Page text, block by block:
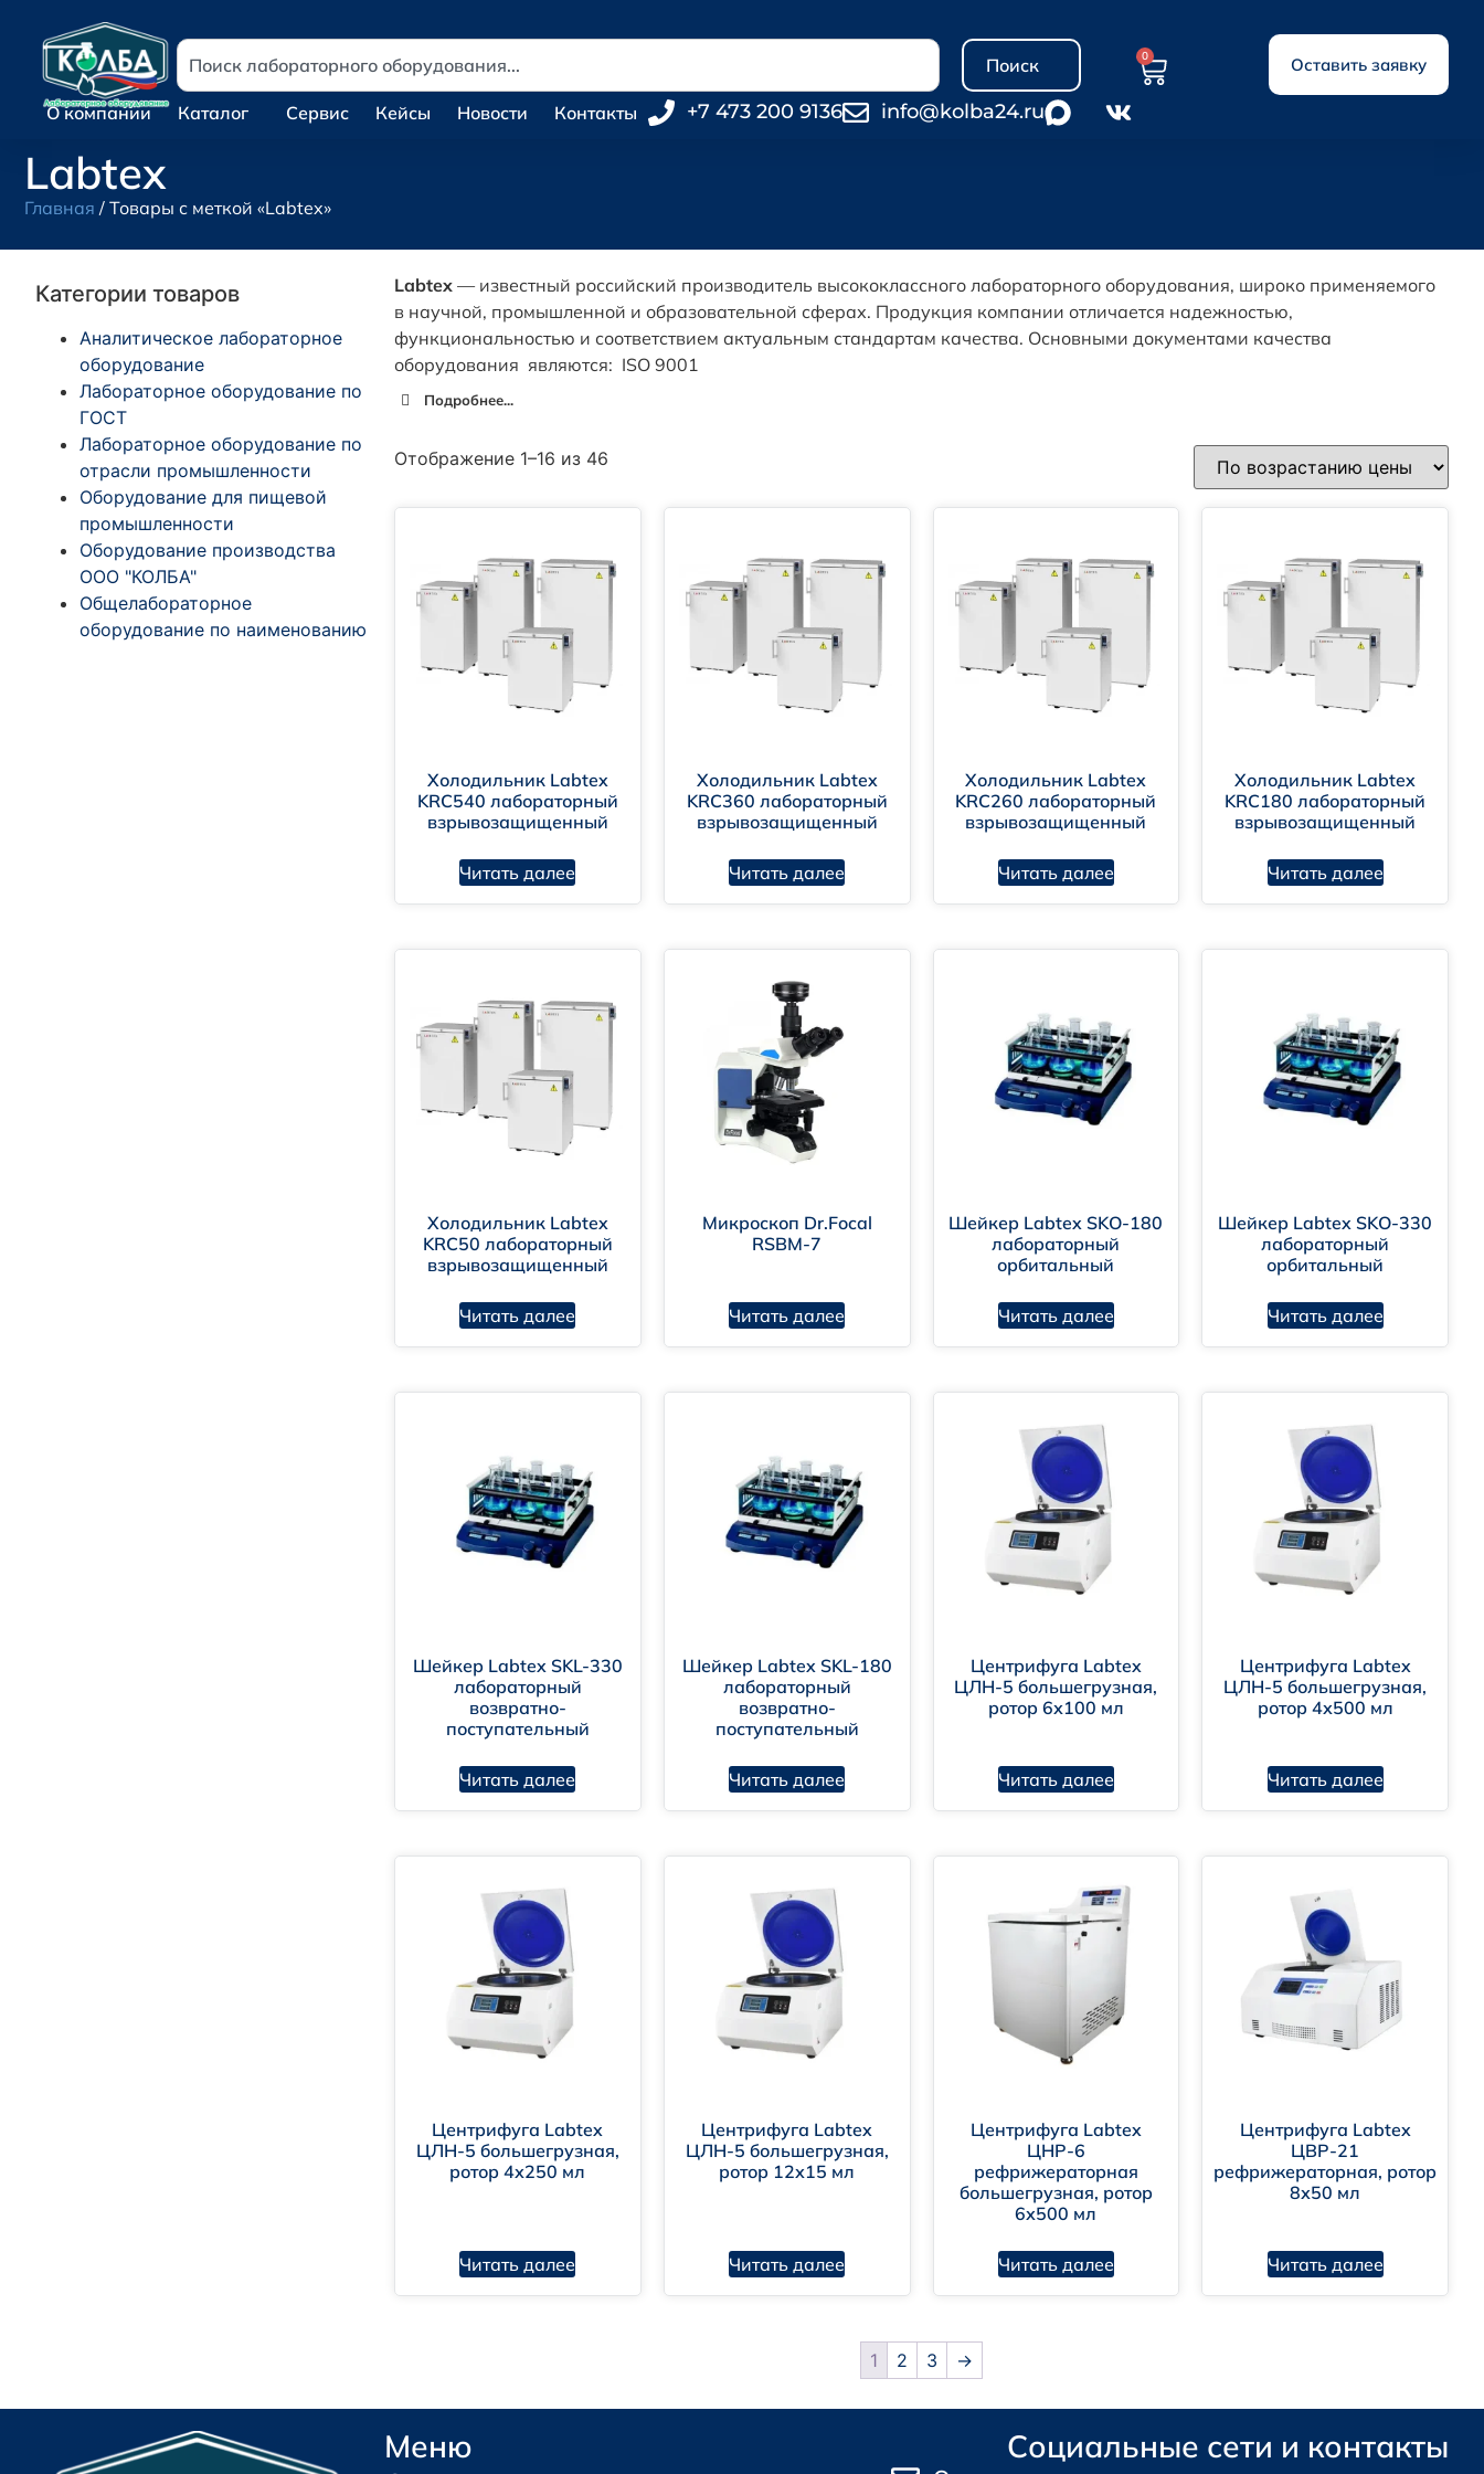
Поиск 0 Оставить заявку
О компании Каталог Сервис Кейсы Новости Контакты +7 473 200 9136 info@kolba24.ru
Labtex
Главная / Товары с меткой «Labtex»
Категории товаров
Аналитическое лабораторное
оборудование
Лабораторное оборудование по
ГОСТ
Лабораторное оборудование по
отрасли промышленности
Оборудование для пищевой
промышленности
Оборудование производства
ООО "КОЛБА"
Общелабораторное
оборудование по наименованию
Labtex — известный российский производитель высококлассного лабораторного оборудования, широко применяемого
в научной, промышленной и образовательной сферах. Продукция компании отличается надежностью,
функциональностью и соответствием актуальным стандартам качества. Основными документами качества
оборудования являются: ISO 9001
Подробнее...
ЦЛН-5
ЦНР-6 ЦВР-21
SKO-180 SKO-330
SKL-180
KRC360
Отображение 1–16 из 46
Холодильник Labtex
KRC540 лабораторный
взрывозащищенный
Читать далее
Холодильник Labtex
KRC360 лабораторный
взрывозащищенный
Читать далее
Холодильник Labtex
KRC260 лабораторный
взрывозащищенный
Читать далее
Холодильник Labtex
KRC180 лабораторный
взрывозащищенный
Читать далее
Холодильник Labtex
KRC50 лабораторный
взрывозащищенный
Читать далее
Микроскоп Dr.Focal
RSBM-7
Читать далее
Шейкер Labtex SKO-180
лабораторный
орбитальный
Читать далее
Шейкер Labtex SKO-330
лабораторный
орбитальный
Читать далее
Шейкер Labtex SKL-330
лабораторный
возвратно-
поступательный
Читать далее
Шейкер Labtex SKL-180
лабораторный
возвратно-
поступательный
Читать далее
Центрифуга Labtex
ЦЛН-5 большегрузная,
ротор 6х100 мл
Читать далее
Центрифуга Labtex
ЦЛН-5 большегрузная,
ротор 4х500 мл
Читать далее
Центрифуга Labtex
ЦЛН-5 большегрузная,
ротор 4х250 мл
Читать далее
Центрифуга Labtex
ЦЛН-5 большегрузная,
ротор 12х15 мл
Читать далее
Центрифуга Labtex
ЦНР-6
рефрижераторная
большегрузная, ротор
6х500 мл
Читать далее
Центрифуга Labtex
ЦВР-21
рефрижераторная, ротор
8х50 мл
Читать далее
1 2 3 →
Меню Социальные сети и контакты